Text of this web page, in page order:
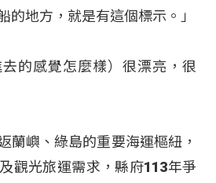
的地方，就是有這個標示。」
的感覺怎麼樣）很漂亮，很
蘭嶼、綠島的重要海運樞紐，
觀光旅運需求，縣府113年爭